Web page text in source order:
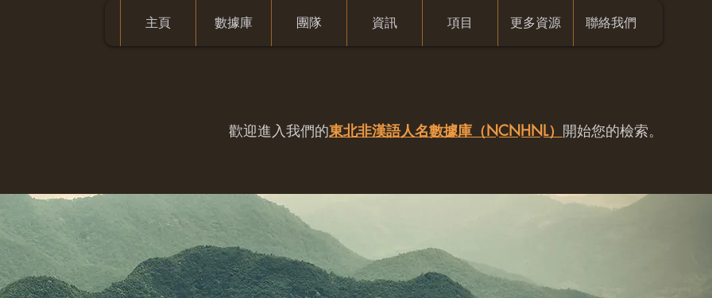
主頁 數據庫 團隊 資訊 項目 更多資源 聯絡我們
歡迎進入我們的東北非漢語人名數據庫（NCNHNL） 開始您的檢索。